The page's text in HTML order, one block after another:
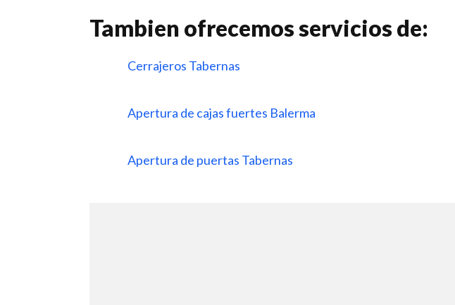
Tambien ofrecemos servicios de:
Cerrajeros Tabernas
Apertura de cajas fuertes Balerma
Apertura de puertas Tabernas